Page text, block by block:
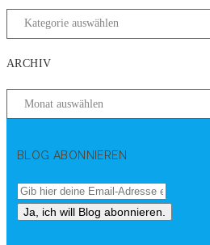
ARCHIV
BLOG ABONNIEREN